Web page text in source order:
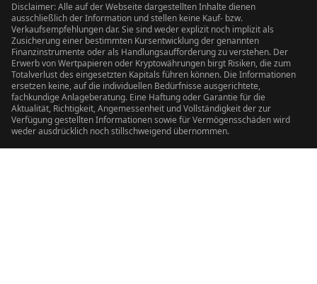
Disclaimer: Alle auf der Webseite dargestellten Inhalte dienen
ausschließlich der Information und stellen keine Kauf- bzw.
Verkaufsempfehlungen dar. Sie sind weder explizit noch implizit als
Zusicherung einer bestimmten Kursentwicklung der genannten
Finanzinstrumente oder als Handlungsaufforderung zu verstehen. Der
Erwerb von Wertpapieren oder Kryptowährungen birgt Risiken, die zum
Totalverlust des eingesetzten Kapitals führen können. Die Informationen
ersetzen keine, auf die individuellen Bedürfnisse ausgerichtete,
fachkundige Anlageberatung. Eine Haftung oder Garantie für die
Aktualität, Richtigkeit, Angemessenheit und Vollständigkeit der zur
Verfügung gestellten Informationen sowie für Vermögensschäden wird
weder ausdrücklich noch stillschweigend übernommen.